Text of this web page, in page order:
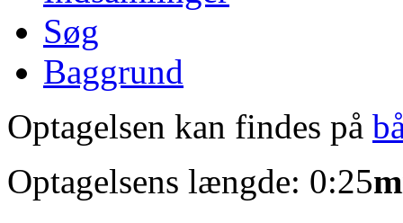
Søg
Baggrund
Optagelsen kan findes på
Optagelsens længde: 0:25